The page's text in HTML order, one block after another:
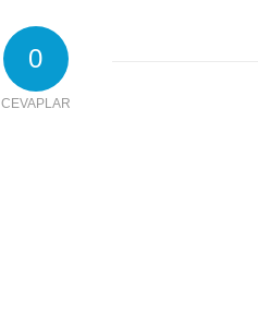
0
CEVAPLAR